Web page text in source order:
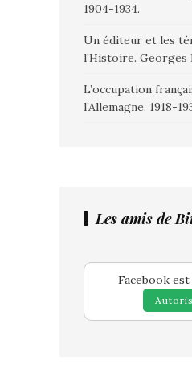
1904-1934.
Un éditeur et les
l’Histoire. Georges
L’occupation
l’Allemagne. 1918-
Les amis de
Facebook